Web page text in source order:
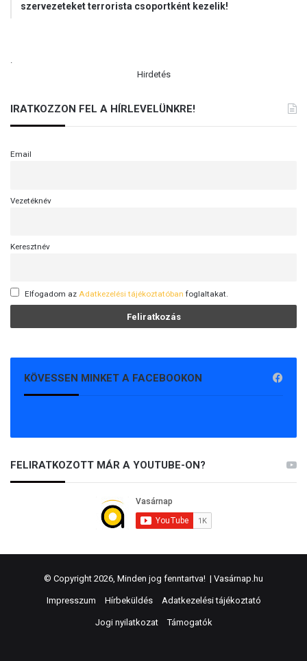
szervezeteket terrorista csoportként kezelik!
.
Hirdetés
IRATKOZZON FEL A HÍRLEVELÜNKRE!
Email
Vezetéknév
Keresztnév
Elfogadom az Adatkezelési tájékoztatóban foglaltakat.
KÖVESSEN MINKET A FACEBOOKON
FELIRATKOZOTT MÁR A YOUTUBE-ON?
© Copyright 2026, Minden jog fenntartva! | Vasárnap.hu
Impresszum Hírbeküldés Adatkezelési tájékoztató
Jogi nyilatkozat Támogatók